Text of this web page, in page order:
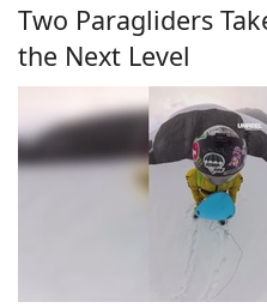
Two Paragliders
the Next Level